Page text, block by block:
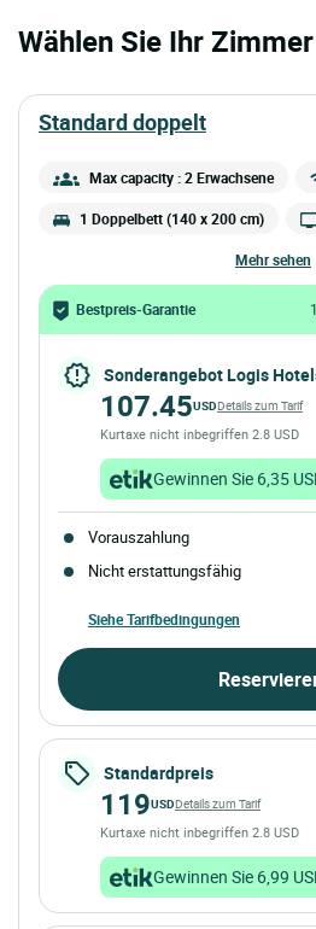
Wählen Sie Ihr Zimmer
standard doppelt
Max capacity : 2 Erwachsene
1 Doppelbett (140 x 200 cm)
mehr sehen
Bestpreis-Garantie
Sonderangebot Logis
107.45USDDetails zum Tarif
Kurtaxe nicht inbegriffen 2.8 USD
Gewinnen Sie 6,35
Vorauszahlung
Nicht erstattungsfähig
Siehe Tarifbedingungen
Standardpreis
119USDDetails zum Tarif
Kurtaxe nicht inbegriffen 2.8 USD
Gewinnen Sie 6,99